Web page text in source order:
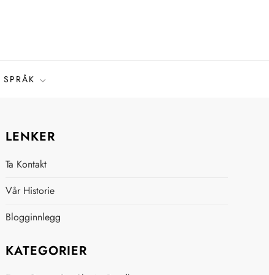
SPRÅK
LENKER
Ta Kontakt
Vår Historie
Blogginnlegg
KATEGORIER